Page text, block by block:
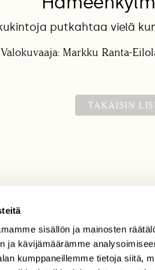
sisällön ja mainosten
ja kävijämäärämme
kumppaneillemme tietoja siitä,
putkahtaa vielä
Valokuvaaja: Markku Ranta-
TAKAISIN